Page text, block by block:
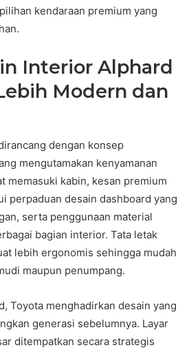
kendaraan premium yang
Interior Alphard
Modern dan
dengan konsep
mengutamakan kenyamanan
memasuki kabin, kesan premium
perpaduan desain dashboard yang
serta penggunaan material
bagian interior. Tata letak
lebih ergonomis sehingga mudah
maupun penumpang.
Toyota menghadirkan desain yang
generasi sebelumnya. Layar
ditempatkan secara strategis